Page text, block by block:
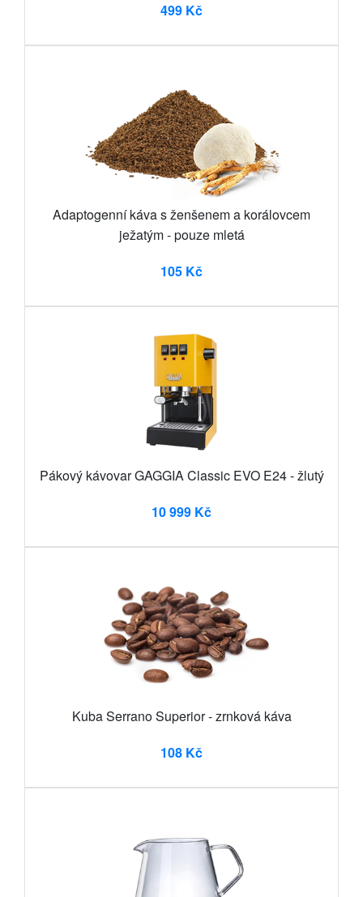
499 Kč
Adaptogenní káva s ženšenem a korálovcem
ježatým - pouze mletá
105 Kč
Pákový kávovar GAGGIA Classic EVO E24 - žlutý
10 999 Kč
Kuba Serrano Superior - zrnková káva
108 Kč